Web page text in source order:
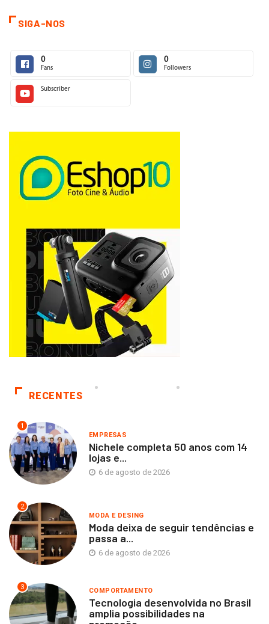
SIGA-NOS
0
Fans
0
Followers
Subscriber
RECENTES
1
EMPRESAS
Nichele completa 50 anos com 14
lojas e...
6 de agosto de 2026
2
MODA E DESING
Moda deixa de seguir tendências e
passa a...
6 de agosto de 2026
3 COMPORTAMENTO
Tecnologia desenvolvida no Brasil
amplia possibilidades na